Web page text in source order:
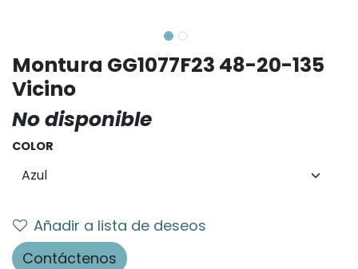
Montura GG1077F23 48-20-135
Vicino
No disponible
COLOR
Añadir a lista de deseos
Contáctenos